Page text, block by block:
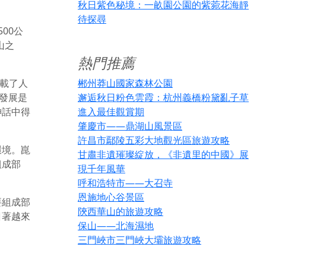
公
之
了人
展是
中得
。崑
部
成部
越來
秋日紫色秘境：一畝園公園的紫菀花海靜
待探尋
熱門推薦
郴州莽山國家森林公園
邂逅秋日粉色雲霞：杭州義橋粉黛亂子草
進入最佳觀賞期
肇慶市——鼎湖山風景區
許昌市鄢陵五彩大地觀光區旅遊攻略
甘肅非遺璀璨綻放，《非遺里的中國》展
現千年風華
呼和浩特市——大召寺
恩施地心谷景區
陝西華山的旅遊攻略
保山——北海濕地
三門峽市三門峽大壩旅遊攻略